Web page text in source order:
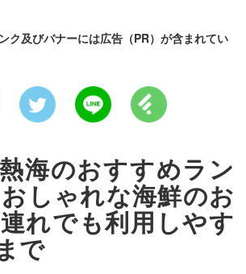
ク及びバナーには広告（PR）が含まれてい
熱海のおすすめラン
しゃれな海鮮のお
れでも利用しやす
で